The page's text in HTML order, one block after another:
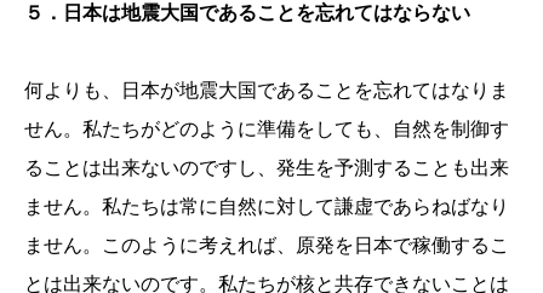
５．日本は地震大国であることを忘れてはならない
何よりも、日本が地震大国であることを忘れてはなりま
せん。私たちがどのように準備をしても、自然を制御す
ることは出来ないのですし、発生を予測することも出来
ません。私たちは常に自然に対して謙虚であらねばなり
ません。このように考えれば、原発を日本で稼働するこ
とは出来ないのです。私たちが核と共存できないことは